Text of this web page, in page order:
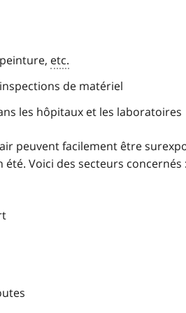
etc.
de matériel
les hôpitaux et les laboratoires
peuvent facilement être
Voici des secteurs concernés :